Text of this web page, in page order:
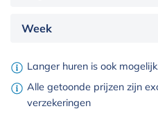
Week
Langer huren is ook
Alle getoonde prijzen zijn
verzekeringen